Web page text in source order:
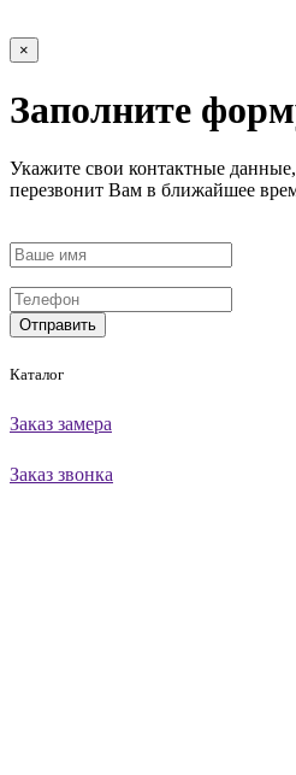
×
Заполните
Укажите свои контактные
перезвонит Вам в ближайшее
Отправить
Каталог
Заказ замера
Заказ звонка